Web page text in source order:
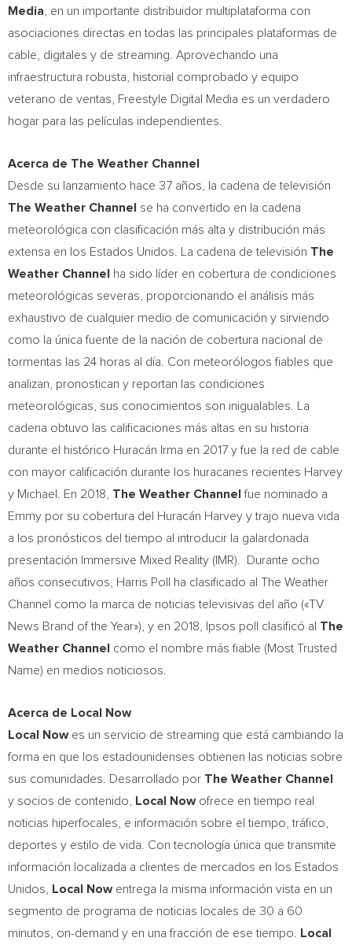
Media , en un importante distribuidor multiplataforma con
asociaciones directas en todas las principales plataformas de
cable, digitales y de streaming. Aprovechando una
infraestructura robusta, historial comprobado y equipo
veterano de ventas, Freestyle Digital Media es un verdadero
hogar para las películas independientes.
Acerca de The Weather Channel
Desde su lanzamiento hace 37 años, la cadena de televisión
The Weather Channel
se ha convertido en la cadena
meteorológica con clasificación más alta y distribución más
extensa en los Estados Unidos. La cadena de televisión The
Weather Channel
ha sido líder en cobertura de condiciones
meteorológicas severas, proporcionando el análisis más
exhaustivo de cualquier medio de comunicación y sirviendo
como la única fuente de la nación de cobertura nacional de
tormentas las 24 horas al día. Con meteorólogos fiables que
analizan, pronostican y reportan las condiciones
meteorológicas, sus conocimientos son inigualables. La
cadena obtuvo las calificaciones más altas en su historia
durante el histórico Huracán Irma en 2017 y fue la red de cable
con mayor calificación durante los huracanes recientes Harvey
y Michael. En 2018, The Weather Channel fue nominado a
Emmy por su cobertura del Huracán Harvey y trajo nueva vida
a los pronósticos del tiempo al introducir la galardonada
presentación Immersive Mixed Reality (IMR). Durante ocho
años consecutivos, Harris Poll ha clasificado al The Weather
Channel como la marca de noticias televisivas del año («TV
News Brand of the Year»), y en 2018, Ipsos poll clasificó al The
Weather Channel
como el nombre más fiable (Most Trusted
Name) en medios noticiosos.
Acerca de Local Now
Local Nowes un servicio de streaming que está cambiando la
forma en que los estadounidenses obtienen las noticias sobre
sus comunidades. Desarrollado por The Weather Channel
y socios de contenido, Local Now ofrece en tiempo real
noticias hiperfocales, e información sobre el tiempo, tráfico,
deportes y estilo de vida. Con tecnología única que transmite
información localizada a clientes de mercados en los Estados
Unidos,
Local Nowentrega la misma información vista en un
segmento de programa de noticias locales de 30 a 60
minutos, on-demand y en una fracción de ese tiempo.
Local